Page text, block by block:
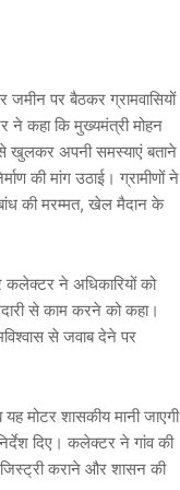
पर बैठकर ग्रामवासियों
ने कहा कि मुख्यमंत्रीमोहन
खुलकर अपनी समस्याएं बताने
की मांग उठाई। ग्रामीणों ने
की मरम्मत, खेल मैदान के
ने अधिकारियों को
से काम करने को कहा।
से जवाब देने पर
मोटर शासकीय मानी जाएगी
दिए। कलेक्टर ने गांव की
कराने और शासन की